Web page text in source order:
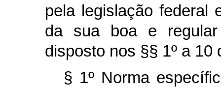
pela legislação federal
da sua boa e regular
disposto nos §§ 1º a 10
§ 1º Norma